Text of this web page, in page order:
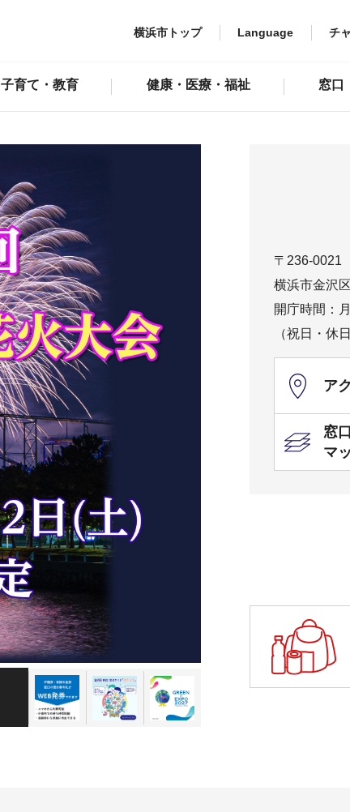
横浜市トップ Language チ
子育て・教育 健康・医療・福祉 窓口
事前WEB発券・窓口混雑状況
金沢区 移住・定住サイト「カナスタ」
GREEN×EXPO 2027
〒236-0021
横浜市金沢
開庁時間：
（祝日・休
ア
窓
マ